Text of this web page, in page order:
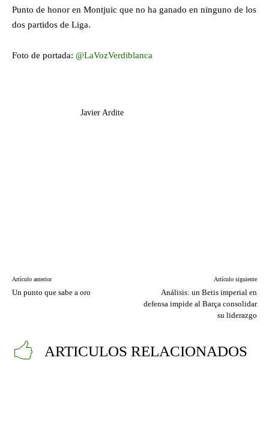
Punto de honor en Montjuic que no ha ganado en ninguno de los
dos partidos de Liga.
Foto de portada: @LaVozVerdiblanca
Javier Ardite
Artículo anterior
Un punto que sabe a oro
Artículo siguiente
Análisis: un Betis imperial en
defensa impide al Barça consolidar
su liderazgo
ARTICULOS RELACIONADOS